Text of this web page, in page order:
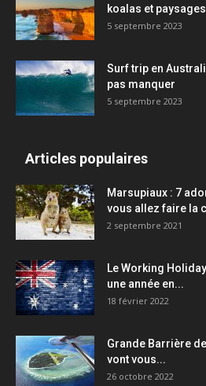
koalas et
5 septembre 2023
Surf trip en
pas manquer
5 septembre 2023
Articles populaires
Marsupiaux : 7
vous allez faire la
2 septembre 2021
Le Working
une année en...
18 février 2022
Grande Barrière
vont vous...
26 octobre 2022